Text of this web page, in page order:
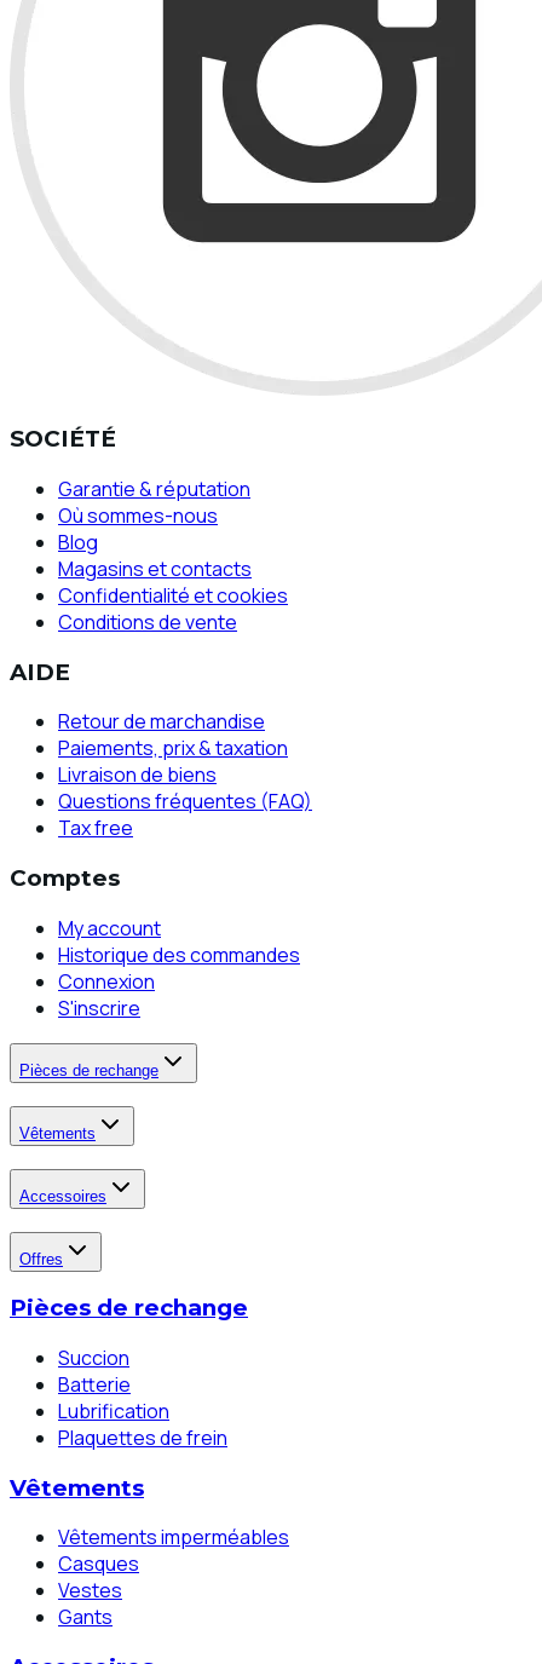
SOCIÉTÉ
Garantie & réputation
Où sommes-nous
Blog
Magasins et contacts
Confidentialité et cookies
Conditions de vente
AIDE
Retour de marchandise
Paiements, prix & taxation
Livraison de biens
Questions fréquentes (FAQ)
Tax free
Comptes
My account
Historique des commandes
Connexion
S'inscrire
Pièces de rechange
Vêtements
Accessoires
Offres
Pièces de rechange
Succion
Batterie
Lubrification
Plaquettes de frein
Vêtements
Vêtements imperméables
Casques
Vestes
Gants